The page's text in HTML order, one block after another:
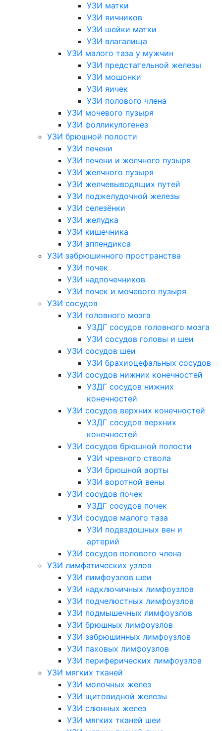
УЗИ матки
УЗИ яичников
УЗИ шейки матки
УЗИ влагалища
УЗИ малого таза у мужчин
УЗИ предстательной железы
УЗИ мошонки
УЗИ яичек
УЗИ полового члена
УЗИ мочевого пузыря
УЗИ фолликулогенез
УЗИ брюшной полости
УЗИ печени
УЗИ печени и желчного пузыря
УЗИ желчного пузыря
УЗИ желчевыводящих путей
УЗИ поджелудочной железы
УЗИ селезёнки
УЗИ желудка
УЗИ кишечника
УЗИ аппендикса
УЗИ забрюшинного пространства
УЗИ почек
УЗИ надпочечников
УЗИ почек и мочевого пузыря
УЗИ сосудов
УЗИ головного мозга
УЗДГ сосудов головного мозга
УЗИ сосудов головы и шеи
УЗИ сосудов шеи
УЗИ брахиоцефальных сосудов
УЗИ сосудов нижних конечностей
УЗДГ сосудов нижних
конечностей
УЗИ сосудов верхних конечностей
УЗДГ сосудов верхних
конечностей
УЗИ сосудов брюшной полости
УЗИ чревного ствола
УЗИ брюшной аорты
УЗИ воротной вены
УЗИ сосудов почек
УЗДГ сосудов почек
УЗИ сосудов малого таза
УЗИ подвздошных вен и
артерий
УЗИ сосудов полового члена
УЗИ лимфатических узлов
УЗИ лимфоузлов шеи
УЗИ надключичных лимфоузлов
УЗИ подчелюстных лимфоузлов
УЗИ подмышечных лимфоузлов
УЗИ брюшных лимфоузлов
УЗИ забрюшинных лимфоузлов
УЗИ паховых лимфоузлов
УЗИ периферических лимфоузлов
УЗИ мягких тканей
УЗИ молочных желез
УЗИ щитовидной железы
УЗИ слюнных желез
УЗИ мягких тканей шеи